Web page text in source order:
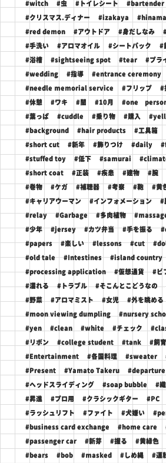
#witch #虫 #トイレシート #bartender
#クリスマス.ディナー #izakaya
#red demon #アウトドア #身だしなみ
#手洗い #アロマオイル #シートパック #
#浴槽 #sightseeing spot #tear #プラ
#wedding #指導 #entrance ceremony
#needle memorial service #フリップ #
#休憩 #ワキ #闇 #10月 #one
#葉っぱ #cuddle #乗り物 #購入
#background #hair products #工具箱
#short cut #新年 #飾りつけ #daily
#stuffed toy #低下 #samurai
#short coat #正装 #疾患 #建物 #腕
#巻物 #ケガ #補聴器 #考察 #鞄 #黄
#キャリアウーマン #インフォメーション #
#relay #Garbage #多肉植物
#少年 #jersey #カツ弁当 #手を振る
#papers #楽しい #lessons #cut
#old tale #Intestines #island country
#processing application #仮想通貨 #ビ
#濡れる #トラブル #そこんとこどうなの
#野菜 #アロマミスト #女児 #外を眺める
#moon viewing dumpling #nursery
#yen #clean #white #チェック
#リボン #college student #tank #飼
#Entertainment #各国料理 #sweater
#Present #Yamato Takeru #departure
#ヘッドスライディング #soap bubble #
#昇進 #プロ用 #クラシックギター #PC
#ラッシュリフト #ファイト #犬嫌い
#business card exchange #home care
#passenger car #新芽 #握る #黄緑色
#bears #bob #masked #しめ縄 #運